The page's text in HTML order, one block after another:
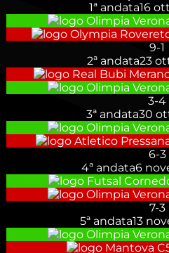
1ª andata16
9-1
2ª andata23
3-4
3ª andata30
6-3
4ª andata6
7-3
5ª andata13